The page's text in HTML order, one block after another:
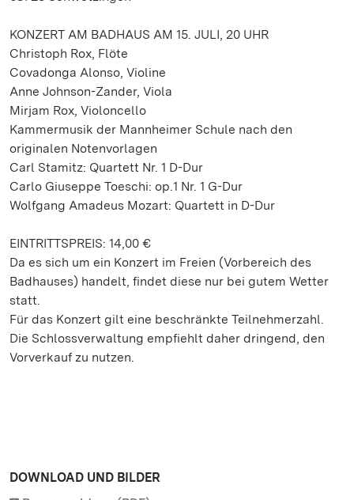
KONZERT AM BADHAUS AM 15. JULI, 20 UHR
Christoph Rox, Flöte
Covadonga Alonso, Violine
Anne Johnson-Zander, Viola
Mirjam Rox, Violoncello
Kammermusik der Mannheimer Schule nach den
originalen Notenvorlagen
Carl Stamitz: Quartett Nr. 1 D-Dur
Carlo Giuseppe Toeschi: op.1 Nr. 1 G-Dur
Wolfgang Amadeus Mozart: Quartett in D-Dur
EINTRITTSPREIS: 14,00 €
Da es sich um ein Konzert im Freien (Vorbereich des
Badhauses) handelt, findet diese nur bei gutem Wetter
statt.
Für das Konzert gilt eine beschränkte Teilnehmerzahl.
Die Schlossverwaltung empfiehlt daher dringend, den
Vorverkauf zu nutzen.
DOWNLOAD UND BILDER